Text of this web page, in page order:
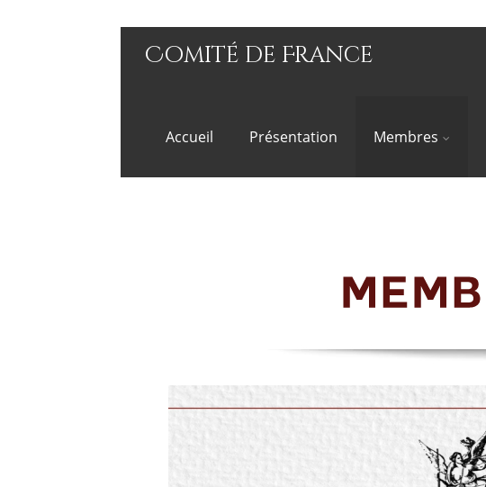
Comité de France
Accueil Présentation Membres